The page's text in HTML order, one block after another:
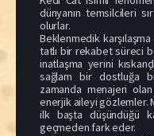
dünyanın temsilcileri
olurlar.
Beklenmedik
tatlı bir rekabet süreci
inatlaşma yerini
sağlam bir dostluğa
zamanda menajeri
enerjik aileyi gözlemler.
ilk başta düşündüğü
geçmeden fark eder.